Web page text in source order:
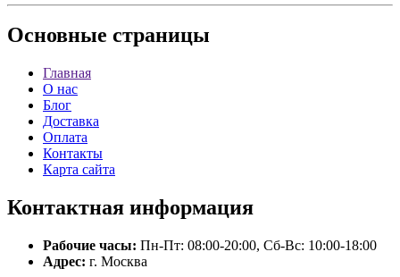
Основные страницы
Главная
О нас
Блог
Доставка
Оплата
Контакты
Карта сайта
Контактная информация
Рабочие часы: Пн-Пт: 08:00-20:00, Сб-Вс: 10:00-18:00
Адрес: г. Москва